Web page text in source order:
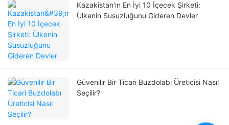
Kazakistan'ın En İyi 10 İçecek Şirketi:
Ülkenin Susuzluğunu Gideren Devler
Güvenilir Bir Ticari Buzdolabı Üreticisi Nasıl
Seçilir?